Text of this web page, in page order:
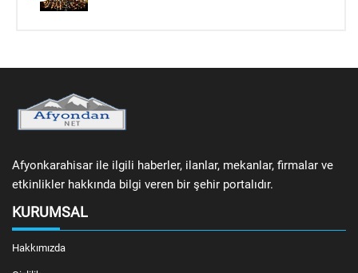
Afyonkarahisar ile ilgili haberler, ilanlar, mekanlar, firmalar ve
etkinlikler hakkında bilgi veren bir şehir portalıdır.
KURUMSAL
Hakkımızda